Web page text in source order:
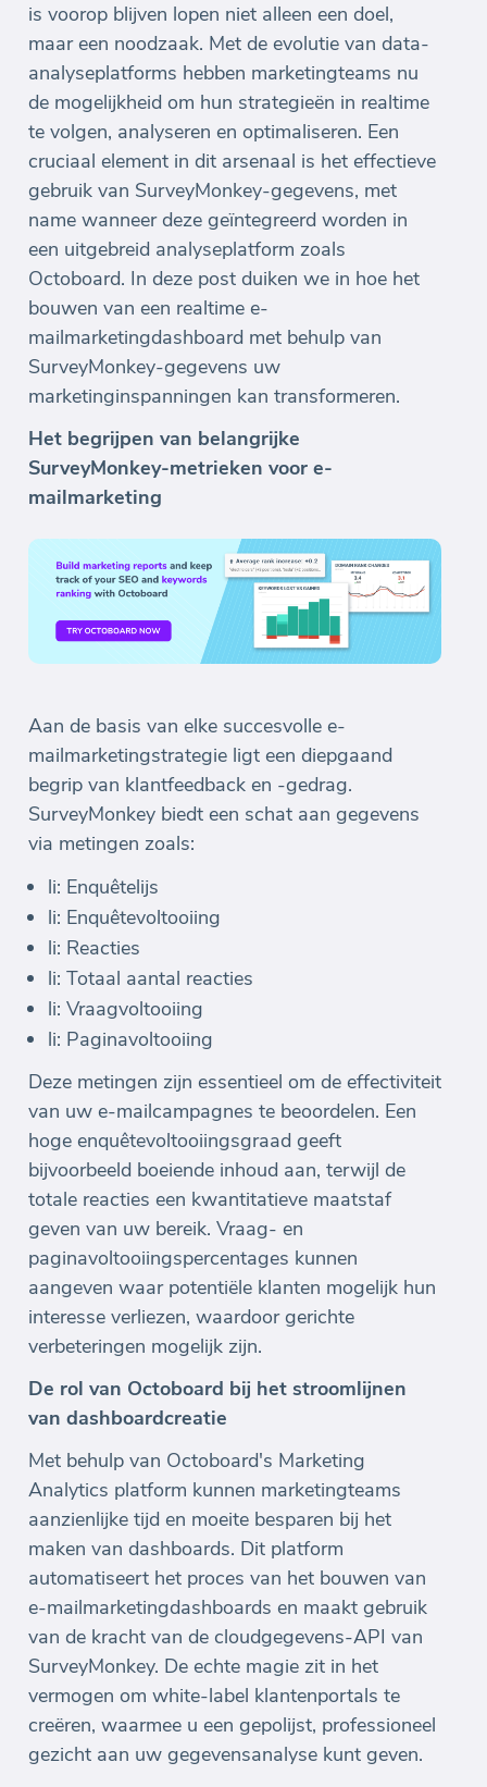
is voorop blijven lopen niet alleen een doel,
maar een noodzaak. Met de evolutie van data-
analyseplatforms hebben marketingteams nu
de mogelijkheid om hun strategieën in realtime
te volgen, analyseren en optimaliseren. Een
cruciaal element in dit arsenaal is het effectieve
gebruik van SurveyMonkey-gegevens, met
name wanneer deze geïntegreerd worden in
een uitgebreid analyseplatform zoals
Octoboard. In deze post duiken we in hoe het
bouwen van een realtime e-
mailmarketingdashboard met behulp van
SurveyMonkey-gegevens uw
marketinginspanningen kan transformeren.
Het begrijpen van belangrijke
SurveyMonkey-metrieken voor e-
mailmarketing
Aan de basis van elke succesvolle e-
mailmarketingstrategie ligt een diepgaand
begrip van klantfeedback en -gedrag.
SurveyMonkey biedt een schat aan gegevens
via metingen zoals:
li: Enquêtelijs
li: Enquêtevoltooiing
li: Reacties
li: Totaal aantal reacties
li: Vraagvoltooiing
li: Paginavoltooiing
Deze metingen zijn essentieel om de effectiviteit
van uw e-mailcampagnes te beoordelen. Een
hoge enquêtevoltooiingsgraad geeft
bijvoorbeeld boeiende inhoud aan, terwijl de
totale reacties een kwantitatieve maatstaf
geven van uw bereik. Vraag- en
paginavoltooiingspercentages kunnen
aangeven waar potentiële klanten mogelijk hun
interesse verliezen, waardoor gerichte
verbeteringen mogelijk zijn.
De rol van Octoboard bij het stroomlijnen
van dashboardcreatie
Met behulp van Octoboard's Marketing
Analytics platform kunnen marketingteams
aanzienlijke tijd en moeite besparen bij het
maken van dashboards. Dit platform
automatiseert het proces van het bouwen van
e-mailmarketingdashboards en maakt gebruik
van de kracht van de cloudgegevens-API van
SurveyMonkey. De echte magie zit in het
vermogen om white-label klantenportals te
creëren, waarmee u een gepolijst, professioneel
gezicht aan uw gegevensanalyse kunt geven.